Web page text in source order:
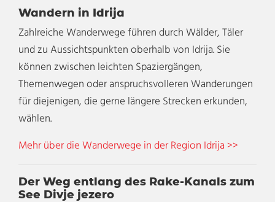
Wandern in Idrija
Zahlreiche Wanderwege führen durch Wälder, Täler
und zu Aussichtspunkten oberhalb von Idrija. Sie
können zwischen leichten Spaziergängen,
Themenwegen oder anspruchsvolleren Wanderungen
für diejenigen, die gerne längere Strecken erkunden,
wählen.
Mehr über die Wanderwege in der Region Idrija >>
Der Weg entlang des Rake-Kanals zum
See Divje jezero